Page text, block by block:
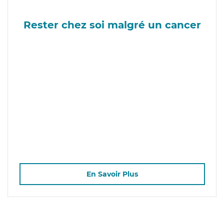
Rester chez soi malgré un cancer
En Savoir Plus